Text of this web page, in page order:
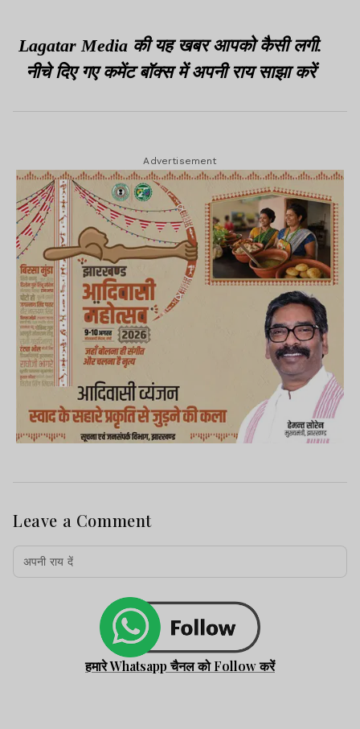
Lagatar Media की यह खबर आपको कैसी लगी.
नीचे दिए गए कमेंट बॉक्स में अपनी राय साझा करें
Advertisement
Leave a Comment
हमारे Whatsapp चैनल को Follow करें